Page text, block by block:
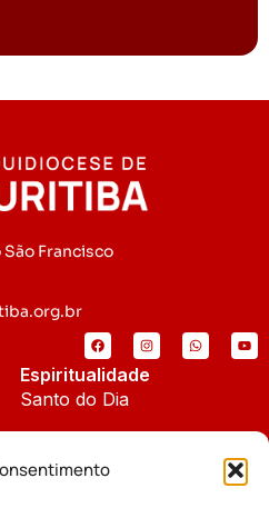
São Francisco
Espiritualidade
Santo do Dia